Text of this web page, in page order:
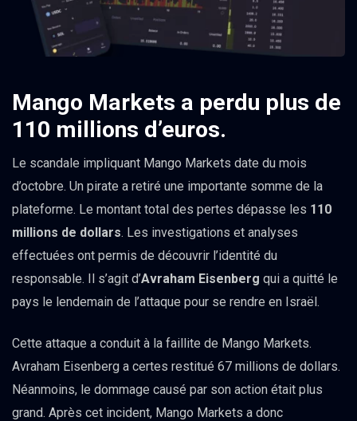
Mango Markets a perdu plus de
110 millions d’euros.
Le scandale impliquant Mango Markets date du mois
d’octobre. Un pirate a retiré une importante somme de la
plateforme. Le montant total des pertes dépasse les 110
millions de dollars. Les investigations et analyses
effectuées ont permis de découvrir l’identité du
responsable. Il s’agit d’Avraham Eisenberg qui a quitté le
pays le lendemain de l’attaque pour se rendre en Israël.
Cette attaque a conduit à la faillite de Mango Markets.
Avraham Eisenberg a certes restitué 67 millions de dollars.
Néanmoins, le dommage causé par son action était plus
grand. Après cet incident, Mango Markets a donc